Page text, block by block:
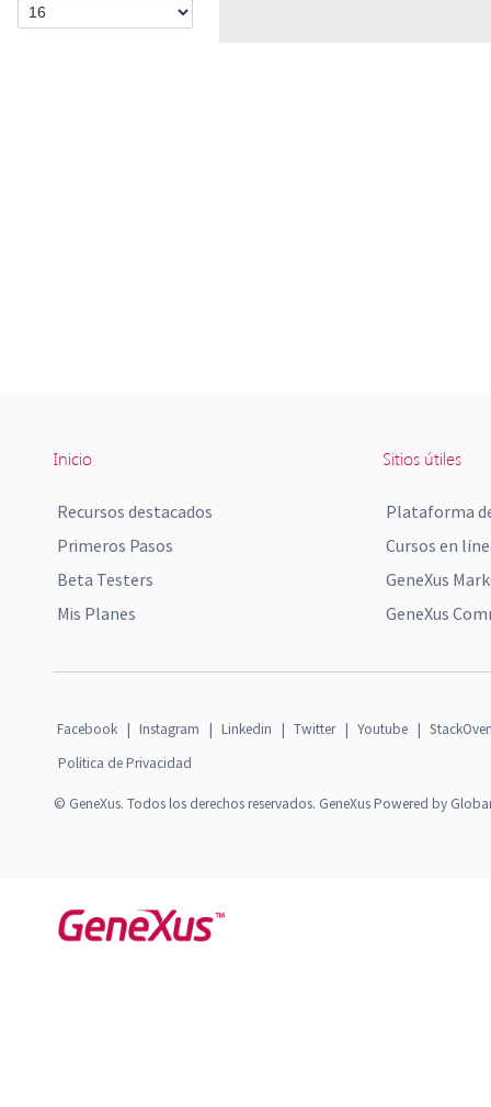
Inicio
Recursos destacados
Primeros Pasos
Beta Testers
Mis Planes
Sitios útiles
Plataforma
Cursos en
GeneXus
GeneXus
Facebook | Instagram | Linkedin | Twitter | Youtube |
Política de Privacidad
© GeneXus. Todos los derechos reservados. GeneXus Powered by